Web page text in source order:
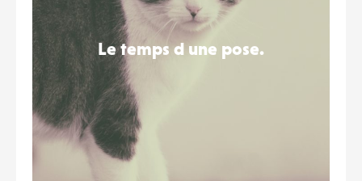
Le temps d une pose.